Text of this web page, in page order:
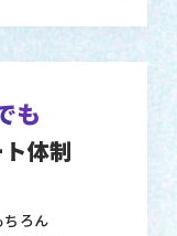
も
体制
ちろん